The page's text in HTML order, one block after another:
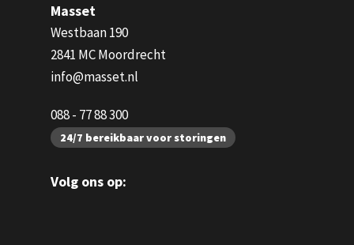
Masset
Westbaan 190
2841 MC Moordrecht
info@masset.nl
088 - 77 88 300
24/7 bereikbaar voor storingen
Volg ons op: